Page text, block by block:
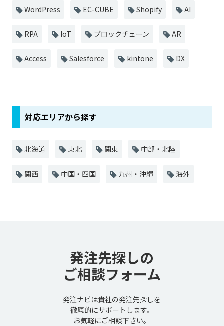
WordPress EC-CUBE Shopify AI
RPA IoT ブロックチェーン AR
Access Salesforce kintone DX
対応エリアから探す
北海道 東北 関東 中部・北陸
関西 中国・四国 九州・沖縄 海外
発注先探しの
ご相談フォーム
発注ナビは貴社の発注先探しを
徹底的にサポートします。
お気軽にご相談下さい。